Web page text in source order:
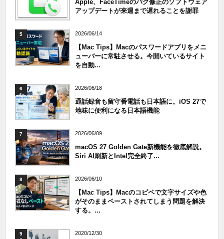
Apple、FaceTimeのバグ修正のソフトウェア
アップデートが来週まで遅れることを謝罪
5 2026/06/14
【Mac Tips】Macのパスワードアプリをメニ
ューバーに常駐させる。今開いているサイト
を自動...
6 2026/06/18
通話録音も留守番電話も日本語に。iOS 27で
地味に便利になる日本語機能
7 2026/06/09
macOS 27 Golden Gate新機能を徹底解説。
Siri AI刷新とIntel完全終了...
8 2026/06/10
【Mac Tips】Macのコピペで文字サイズや色
がそのままペーストされてしまう問題を解決
する。...
9 2020/12/30